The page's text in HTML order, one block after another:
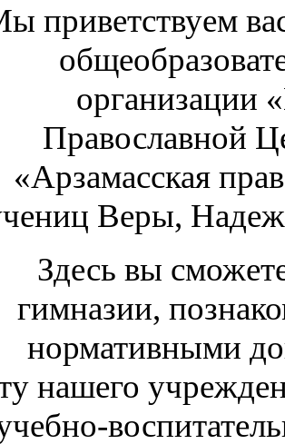
приветствуем
организации
Православной
«Арзамасская
Веры,
Здесь вы
гимназии,
нормативными
нашего